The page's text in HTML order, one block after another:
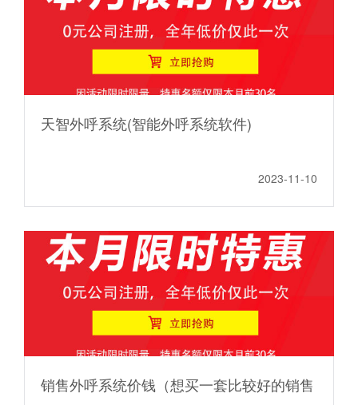
天智外呼系统(智能外呼系统软件)
2023-11-10
销售外呼系统价钱（想买一套比较好的销售